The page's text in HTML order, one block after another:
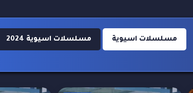
مسلسلات اسيوية مسلسلات اسيوية 2024